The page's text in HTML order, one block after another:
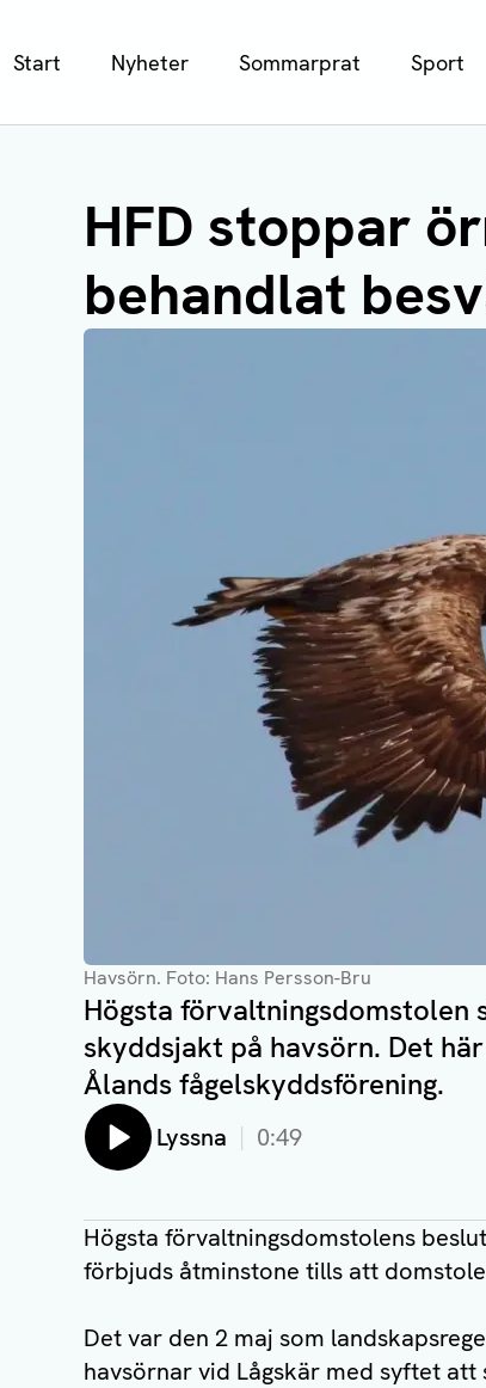
& TV
Start Nyheter Sommarprat Sport
HFD stoppar
behandlat
Havsörn. Foto: Hans Persson-Bru
Högsta förvaltningsdomstolen
skyddsjakt på havsörn. Det
Ålands fågelskyddsförening.
Lyssna 0:49
Högsta förvaltningsdomstolens
förbjuds åtminstone tills att
Det var den 2 maj som
havsörnar vid Lågskär med syftet